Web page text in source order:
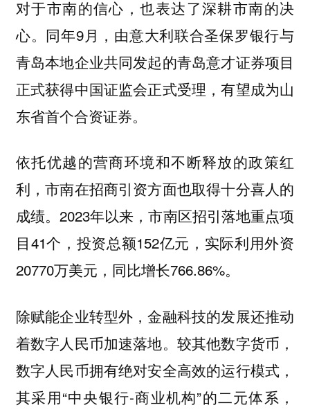
对于市南的信心，也表达了深耕市南的决
心。同年9月，由意大利联合圣保罗银行与
青岛本地企业共同发起的青岛意才证券项目
正式获得中国证监会正式受理，有望成为山
东省首个合资证券。
依托优越的营商环境和不断释放的政策红
利，市南在招商引资方面也取得十分喜人的
成绩。2023年以来，市南区招引落地重点项
目41个，投资总额152亿元，实际利用外资
20770万美元，同比增长766.86%。
除赋能企业转型外，金融科技的发展还推动
着数字人民币加速落地。较其他数字货币，
数字人民币拥有绝对安全高效的运行模式，
其采用“中央银行-商业机构”的二元体系，